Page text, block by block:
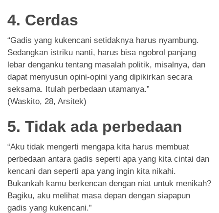
4. Cerdas
“Gadis yang kukencani setidaknya harus nyambung.
Sedangkan istriku nanti, harus bisa ngobrol panjang
lebar denganku tentang masalah politik, misalnya, dan
dapat menyusun opini-opini yang dipikirkan secara
seksama. Itulah perbedaan utamanya.”
(Waskito, 28, Arsitek)
5. Tidak ada perbedaan
“Aku tidak mengerti mengapa kita harus membuat
perbedaan antara gadis seperti apa yang kita cintai dan
kencani dan seperti apa yang ingin kita nikahi.
Bukankah kamu berkencan dengan niat untuk menikah?
Bagiku, aku melihat masa depan dengan siapapun
gadis yang kukencani.”